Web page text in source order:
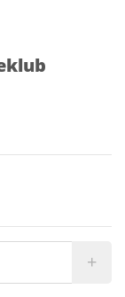
+